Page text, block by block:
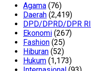
Agama (76)
Daerah (2,419)
DPD/DPRD/DPR RI
Ekonomi (267)
Fashion (25)
Hiburan (52)
Hukum (1,173)